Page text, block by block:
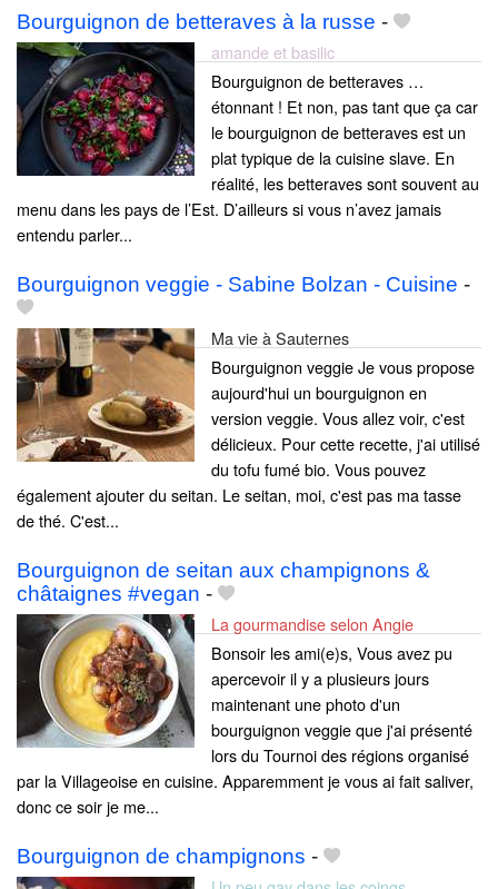
Bourguignon de betteraves à la russe -
amande et basilic
Bourguignon de betteraves …
étonnant ! Et non, pas tant que ça car
le bourguignon de betteraves est un
plat typique de la cuisine slave. En
réalité, les betteraves sont souvent au
menu dans les pays de l’Est. D’ailleurs si vous n’avez jamais
entendu parler...
Bourguignon veggie - Sabine Bolzan - Cuisine -
Ma vie à Sauternes
Bourguignon veggie Je vous propose
aujourd'hui un bourguignon en
version veggie. Vous allez voir, c'est
délicieux. Pour cette recette, j'ai utilisé
du tofu fumé bio. Vous pouvez
également ajouter du seitan. Le seitan, moi, c'est pas ma tasse
de thé. C'est...
Bourguignon de seitan aux champignons &
châtaignes #vegan -
La gourmandise selon Angie
Bonsoir les ami(e)s, Vous avez pu
apercevoir il y a plusieurs jours
maintenant une photo d'un
bourguignon veggie que j'ai présenté
lors du Tournoi des régions organisé
par la Villageoise en cuisine. Apparemment je vous ai fait saliver,
donc ce soir je me...
Bourguignon de champignons -